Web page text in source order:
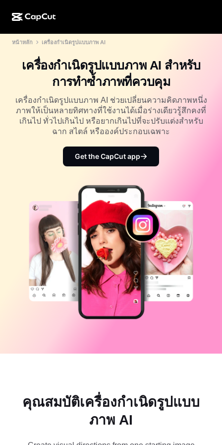
CapCut บนเดสก์ท็อป
CapCut ออนไลน์
CapCut Pad
CapCut บนมือถือ
Dreamina AI
การสร้างผลงานด้วย AI
การดีไซน์ด้วย AI
ตัวสร้างวิดีโอ AI
เครื่องมือสร้างรูปภาพ AI
เครื่องมือปรับปรุงรูปภาพ AI
Nano Banana Pro
Gemini Omni
ข้อความและเสียง
คำบรรยายอัตโนมัติ
แม่แบบคำบรรยาย
เสียงพูดแบบปรับแต่งเอง
ลดเสียงรบกวน
เครื่องมือ AI
เครื่องมือสร้างและแก้ไขรูปภาพ
เครื่องมือสร้างและแก้ไขเสียงพูด
โซเชียลมีเดีย
การตลาด
ไลฟ์สไตล์และวล็อก
ดีไซน์แบบปรับแต่งเอง
อื่นๆ
คู่มือแนะนำวิธีการ
ตัวเลือกยอดนิยม
เทรนด์และเคล็ดลับสำหรับแม่แบบ
อื่นๆ
แม่แบบโซเชียลมีเดีย
แม่แบบเทศกาลวันหยุด
อื่นๆ
แม่แบบวันครบรอบ
แม่แบบเอฟเฟกต์
แม่แบบธุรกิจ
แม่แบบอุตสาหกรรม
แม่แบบรีแคป
ชุมชน
โครงการริเริ่ม
พันธมิตร
โปรแกรมไพโอเนียร์
โปรแกรมพันธมิตรเพื่อการสร้างสรรค์
โปรแกรม CapCut Creative Campus
ความช่วยเหลือ
ศูนย์ความเชื่อถือ
ศูนย์ช่วยเหลือ
ห้องข่าว
เกี่ยวกับเงื่อนไขการใช้บริการของ CapCut
เปิด CapCut
หน้าหลัก เครื่องกำเนิดรูปแบบภาพ AI
เครื่องกำเนิดรูปแบบภาพ AI สำหรับ
การทำซ้ำภาพที่ควบคุม
เครื่องกำเนิดรูปแบบภาพ AI ช่วยเปลี่ยนความคิดภาพหนึ่ง
ภาพให้เป็นหลายทิศทางที่ใช้งานได้เมื่อร่างเดียวรู้สึกคงที่
เกินไป ทั่วไปเกินไป หรือยากเกินไปที่จะปรับแต่งสำหรับ
ฉาก สไตล์ หรือองค์ประกอบเฉพาะ
Get the CapCut app
คุณสมบัติเครื่องกำเนิดรูปแบบ
ภาพ AI